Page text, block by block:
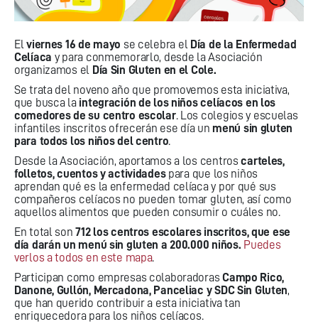
Elviernes 16 de mayo se celebra el Día de la Enfermedad
Celíaca y para conmemorarlo, desde la Asociación
organizamos el Día Sin Gluten en el Cole.
Se trata del noveno año que promovemos esta iniciativa,
que busca la integración de los niños celíacos en los
comedores de su centro escolar. Los colegios y escuelas
infantiles inscritos ofrecerán ese día un menú sin gluten
para todos los niños del centro.
Desde la Asociación, aportamos a los centroscarteles,
folletos, cuentos y actividadespara que los niños
aprendan qué es la enfermedad celíaca y por qué sus
compañeros celíacos no pueden tomar gluten, así como
aquellos alimentos que pueden consumir o cuáles no.
En total son712 los centros escolares inscritos, que ese
día darán un menú sin gluten a 200.000 niños. Puedes
verlos a todos en este mapa.
Participan como empresas colaboradorasCampo Rico,
Danone, Gullón, Mercadona, Panceliac y SDC Sin Gluten,
que han querido contribuir a esta iniciativa tan
enriquecedora para los niños celíacos.